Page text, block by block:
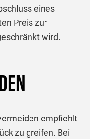
eines
Preis zur
wird.
empfiehlt
zu greifen. Bei